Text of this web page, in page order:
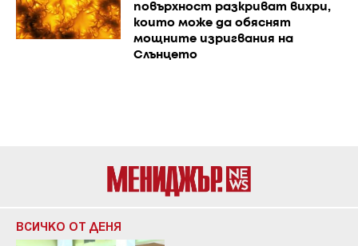
повърхност разкриват вихри,
които може да обяснят
мощните изригвания на
Слънцето
ВСИЧКО ОТ ДЕНЯ